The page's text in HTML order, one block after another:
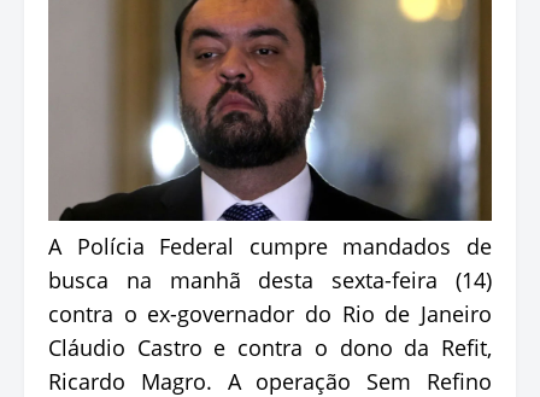
A Polícia Federal cumpre mandados de
busca na manhã desta sexta-feira (14)
contra o ex-governador do Rio de Janeiro
Cláudio Castro e contra o dono da Refit,
Ricardo Magro. A operação Sem Refino